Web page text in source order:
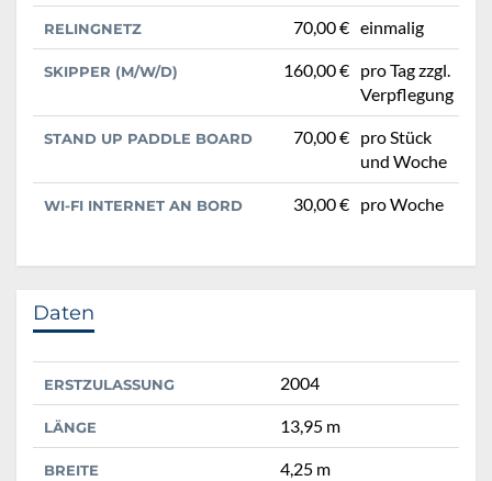
RELINGNETZ 70,00 € einmalig
SKIPPER (M/W/D) 160,00 € pro Tag zzgl.
Verpflegung
STAND UP PADDLE BOARD 70,00 € pro Stück
und Woche
WI-FI INTERNET AN BORD 30,00 € pro Woche
Daten
ERSTZULASSUNG 2004
LÄNGE 13,95 m
BREITE 4,25 m